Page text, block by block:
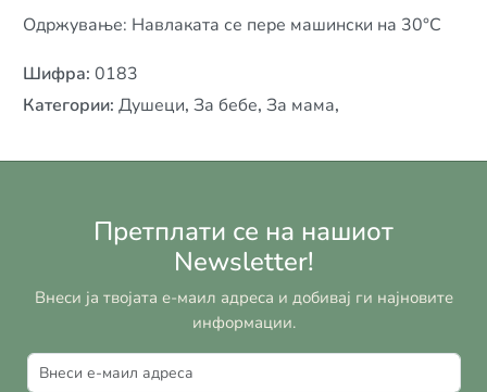
Одржување: Навлаката се пере машински на 30°C
Шифра: 0183
Категории: Душеци, За бебе, За мама,
Претплати се на нашиот
Newsletter!
Внеси ја твојата е-маил адреса и добивај ги најновите
информации.